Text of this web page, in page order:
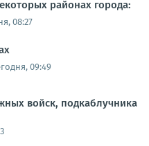
районах города:
08:27
09:49
войск, подкаблучника